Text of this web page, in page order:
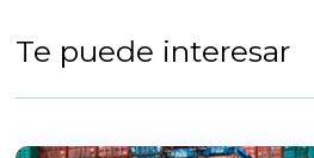
Te puede interesar